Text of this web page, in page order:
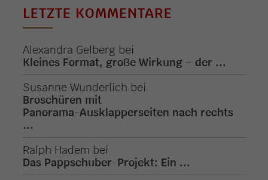
LETZTE KOMMENTARE
Alexandra Gelberg bei
Kleines Format, große Wirkung – der ...
Susanne Wunderlich bei
Broschüren mit
Panorama-Ausklapperseiten nach rechts
...
Ralph Hadem bei
Das Pappschuber-Projekt: Ein ...